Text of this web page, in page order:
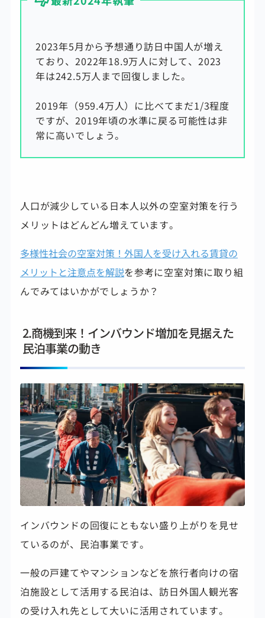
2023年5月から予想通り訪日中国人が増え
ており、2022年18.9万人に対して、2023
年は242.5万人まで回復しました。
2019年（959.4万人）に比べてまだ1/3程度
ですが、2019年頃の水準に戻る可能性は非
常に高いでしょう。
人口が減少している日本人以外の空室対策を行う
メリットはどんどん増えています。
多様性社会の空室対策！外国人を受け入れる賃貸の
メリットと注意点を解説を参考に空室対策に取り組
んでみてはいかがでしょうか？
2.商機到来！インバウンド増加を見据えた
民泊事業の動き
インバウンドの回復にともない盛り上がりを見せ
ているのが、民泊事業です。
一般の戸建てやマンションなどを旅行者向けの宿
泊施設として活用する民泊は、訪日外国人観光客
の受け入れ先として大いに活用されています。